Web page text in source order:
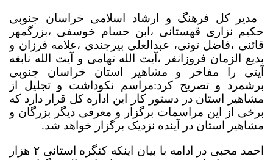
مدیر کل فرهنگ و ارشاد اسلامی خراسان جنوبی
حکیم نزاری قهستانی ،ابن حسام خوسفی ،بزرگمهر
قائنی ،فاضل تونی، عبدالعلی بیرجندی ،علامه فرزان و
بدیع الزمان فروزانفر ،آیت الله تهامی و آیت الله نابغه
آیتی را مفاخر و مشاهیر استان خراسان جنوبی
برشمرد و تصریح کرد:مراسم نکوداشت و تجلیل از
مشاهیر استان در دستور کار این اداره کل قرار دارد که
برخی از این مراسمات برگزار و معرفی دیگر بزرگان و
مشاهیر استان در آینده نزدیک برگزار خواهد شد.
احمد محبی در ادامه با بیان اینکه کنگره استانی ٢ هزار